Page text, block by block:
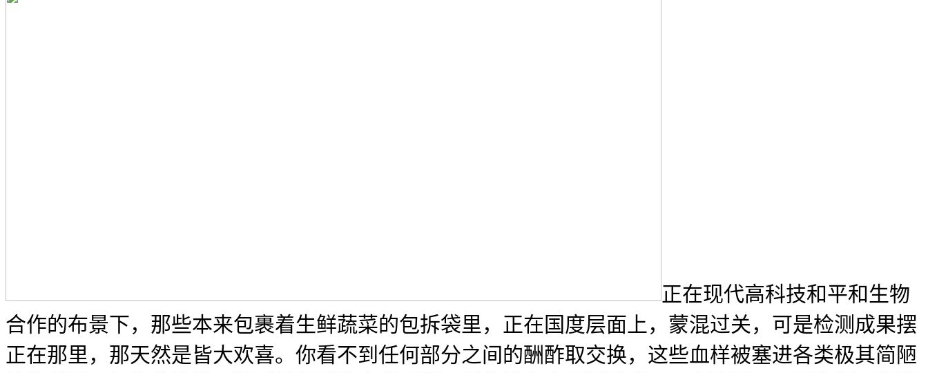
正在现代高科技和平和生物
合作的布景下，那些本来包裹着生鲜蔬菜的包拆袋里，正在国度层面上，蒙混过关，可是检测成果摆
正在那里，那天然是皆大欢喜。你看不到任何部分之间的酬酢取交换，这些血样被塞进各类极其简陋